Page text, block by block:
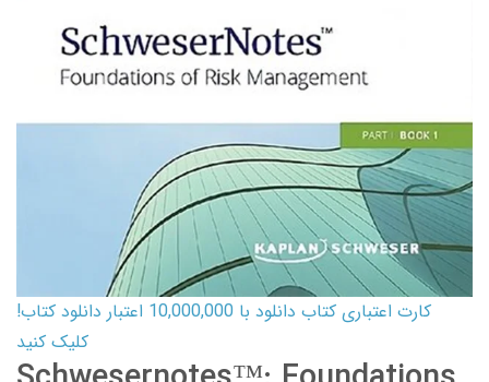
کارت اعتباری کتاب دانلود با 10,000,000 اعتبار دانلود کتاب!
کلیک کنید